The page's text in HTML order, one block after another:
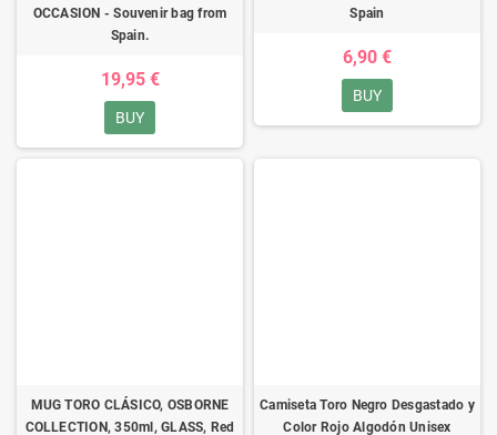
OCCASION - Souvenir bag from
Spain.
19,95 €
BUY
Spain
6,90 €
BUY
MUG TORO CLÁSICO, OSBORNE
COLLECTION, 350ml, GLASS, Red
Camiseta Toro Negro Desgastado y
Color Rojo Algodón Unisex